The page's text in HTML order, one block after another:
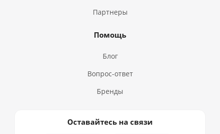
Партнеры
Помощь
Блог
Вопрос-ответ
Бренды
Оставайтесь на связи